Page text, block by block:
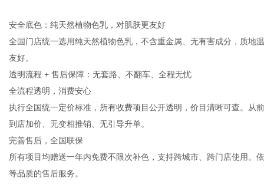
安全底色：纯天然植物色乳，对肌肤更友好
全国门店统一选用纯天然植物色乳，不含重金属、无有害成分，质地
友好。
透明流程 + 售后保障：无套路、不翻车、全程无忧
全流程透明，消费安心
执行全国统一定价标准，所有收费项目公开透明，价目清晰可查。
到店加价、无变相推销、无引导升单。
完善售后，全国联保
所有项目均赠送一年内免费不限次补色，支持跨城市、跨门店使用。
等品质的售后服务。